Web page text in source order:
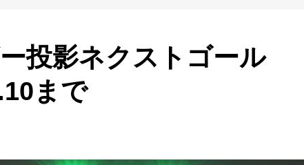
投影ネクストゴール
まで